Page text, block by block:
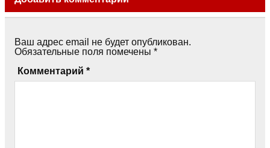
Ваш адрес email не будет опубликован.
Обязательные поля помечены *
Комментарий *